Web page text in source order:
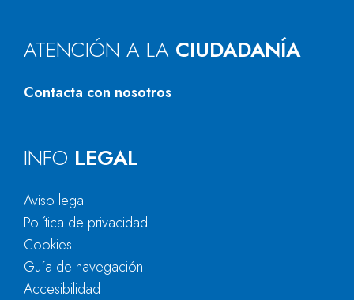
ATENCIÓN A LA CIUDADANÍA
Contacta con nosotros
INFO LEGAL
Aviso legal
Política de privacidad
Cookies
Guía de navegación
Accesibilidad